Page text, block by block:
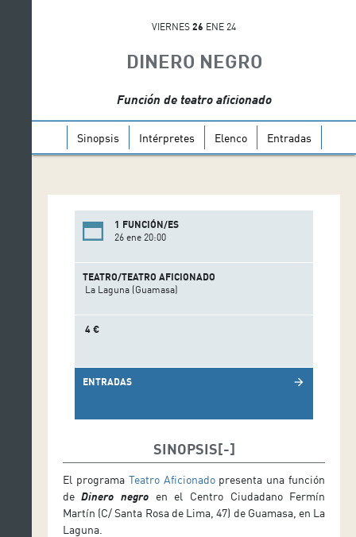
VIERNES 26 ENE 24
DINERO NEGRO
Función de teatro aficionado
Sinopsis Intérpretes Elenco Entradas
1 FUNCIÓN/ES
26 ene 20:00
TEATRO/TEATRO AFICIONADO
La Laguna (Guamasa)
4 €
ENTRADAS arrow_forward
SINOPSIS
El programa Teatro Aficionadopresenta una función
deDinero negro en el Centro Ciudadano Fermín
Martín (C/ Santa Rosa de Lima, 47) de Guamasa, en La
Laguna.